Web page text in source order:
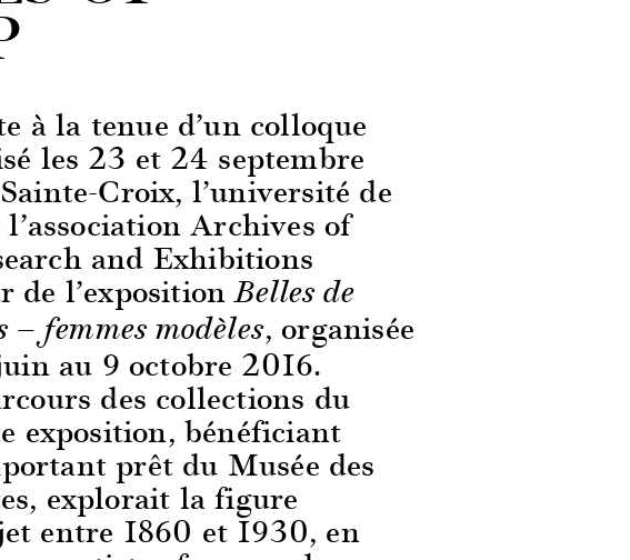
à la tenue d’un colloque
les 23 et 24 septembre
Croix, l’université de
Archives of
and Exhibitions
de l’expositionBelles de
femmes modèles, organisée
au 9 octobre 2016.
des collections du
exposition, bénéficiant
prêt du Musée des
explorait la figure
entre 1860 et 1930, en